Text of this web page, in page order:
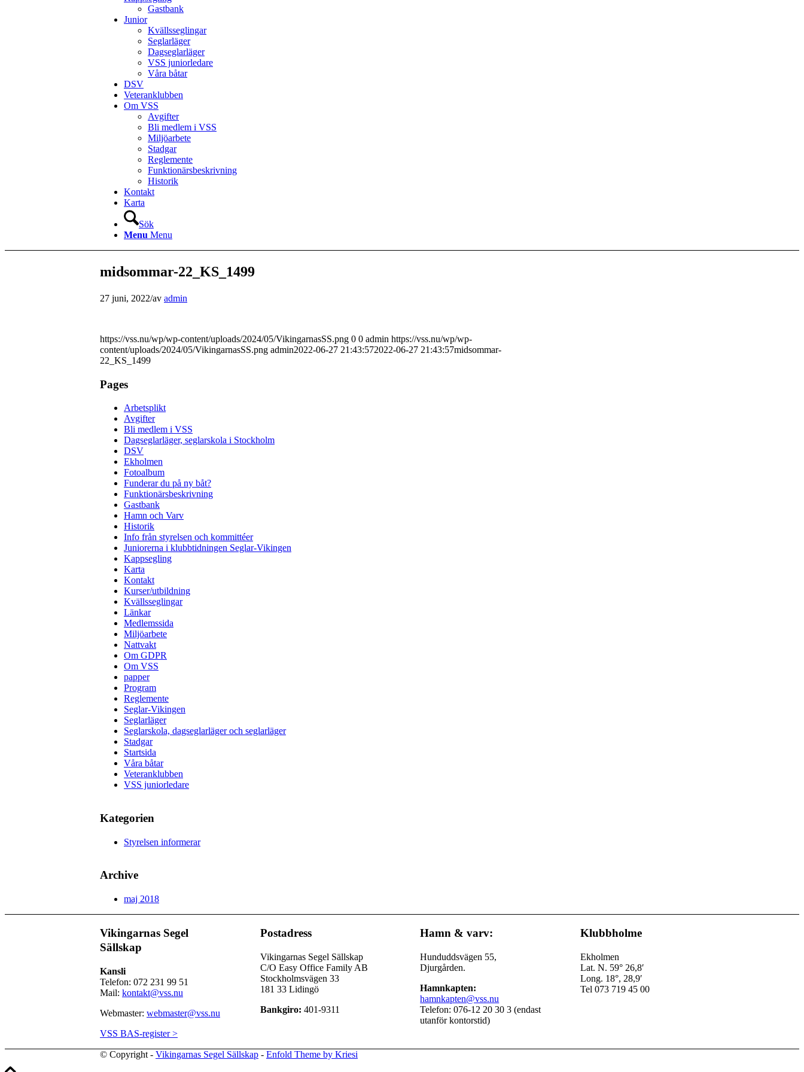
Gastbank
Junior
Kvällsseglingar
Seglarläger
Dagseglarläger
VSS juniorledare
Våra båtar
DSV
Veteranklubben
Om VSS
Avgifter
Bli medlem i VSS
Miljöarbete
Stadgar
Reglemente
Funktionärsbeskrivning
Historik
Kontakt
Karta
Sök
Menu Menu
midsommar-22_KS_1499
27 juni, 2022/av admin
https://vss.nu/wp/wp-content/uploads/2024/05/VikingarnasSS.png 0 0 admin https://vss.nu/wp/wp-
content/uploads/2024/05/VikingarnasSS.png admin2022-06-27 21:43:572022-06-27 21:43:57midsommar-
22_KS_1499
Pages
Arbetsplikt
Avgifter
Bli medlem i VSS
Dagseglarläger, seglarskola i Stockholm
DSV
Ekholmen
Fotoalbum
Funderar du på ny båt?
Funktionärsbeskrivning
Gastbank
Hamn och Varv
Historik
Info från styrelsen och kommittéer
Juniorerna i klubbtidningen Seglar-Vikingen
Kappsegling
Karta
Kontakt
Kurser/utbildning
Kvällsseglingar
Länkar
Medlemssida
Miljöarbete
Nattvakt
Om GDPR
Om VSS
papper
Program
Reglemente
Seglar-Vikingen
Seglarläger
Seglarskola, dagseglarläger och seglarläger
Stadgar
Startsida
Våra båtar
Veteranklubben
VSS juniorledare
Kategorien
Styrelsen informerar
Archive
maj 2018
Vikingarnas Segel
Sällskap
Kansli
Telefon: 072 231 99 51
Mail: kontakt@vss.nu
Webmaster: webmaster@vss.nu
VSS BAS-register >
Postadress
Vikingarnas Segel Sällskap
C/O Easy Office Family AB
Stockholmsvägen 33
181 33 Lidingö
Bankgiro: 401-9311
Hamn & varv:
Hunduddsvägen 55,
Djurgården.
Hamnkapten:
hamnkapten@vss.nu
Telefon: 076-12 20 30 3 (endast
utanför kontorstid)
Klubbholme
Ekholmen
Lat. N. 59° 26,8′
Long. 18°, 28,9′
Tel 073 719 45 00
© Copyright - Vikingarnas Segel Sällskap - Enfold Theme by Kriesi